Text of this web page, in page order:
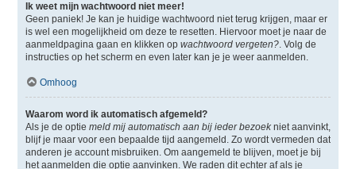
Ik weet mijn wachtwoord niet meer!
Geen paniek! Je kan je huidige wachtwoord niet terug krijgen, maar er
is wel een mogelijkheid om deze te resetten. Hiervoor moet je naar de
aanmeldpagina gaan en klikken op wachtwoord vergeten?. Volg de
instructies op het scherm en even later kan je je weer aanmelden.
Omhoog
Waarom word ik automatisch afgemeld?
Als je de optie meld mij automatisch aan bij ieder bezoekniet aanvinkt,
blijf je maar voor een bepaalde tijd aangemeld. Zo wordt vermeden dat
anderen je account misbruiken. Om aangemeld te blijven, moet je bij
het aanmelden die optie aanvinken. We raden dit echter af als je